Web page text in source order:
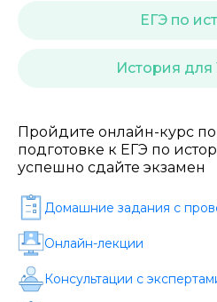
ЕГЭ по
История для
Пройдите онлайн-курс по
подготовке к ЕГЭ по
успешно сдайте экзамен
Домашние задания c
Онлайн-лекции
Консультации с
Подача материала *
Уровень